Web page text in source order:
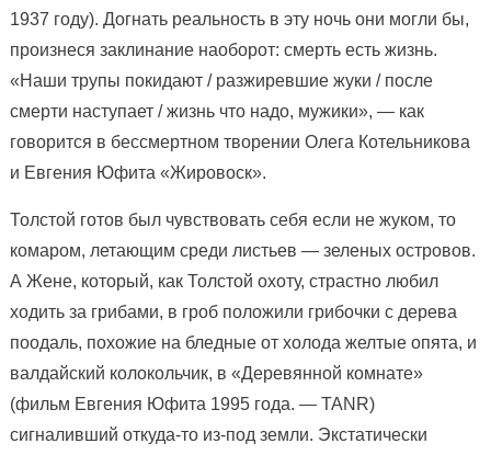
1937 году). Догнать реальность в эту ночь они могли бы,
произнеся заклинание наоборот: смерть есть жизнь.
«Наши трупы покидают / разжиревшие жуки / после
смерти наступает / жизнь что надо, мужики», — как
говорится в бессмертном творении Олега Котельникова
и Евгения Юфита «Жировоск».
Толстой готов был чувствовать себя если не жуком, то
комаром, летающим среди листьев — зеленых островов.
А Жене, который, как Толстой охоту, страстно любил
ходить за грибами, в гроб положили грибочки с дерева
поодаль, похожие на бледные от холода желтые опята, и
валдайский колокольчик, в «Деревянной комнате»
(фильм Евгения Юфита 1995 года. — TANR)
сигналивший откуда-то из-под земли. Экстатически